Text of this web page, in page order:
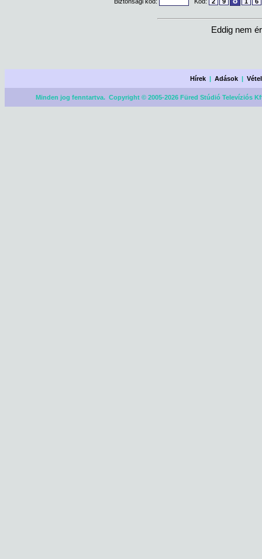
Eddig nem
Hírek |Adások |
Minden jog fenntartva. Copyright © 2005-2026 Füred Stúdió Televíziós